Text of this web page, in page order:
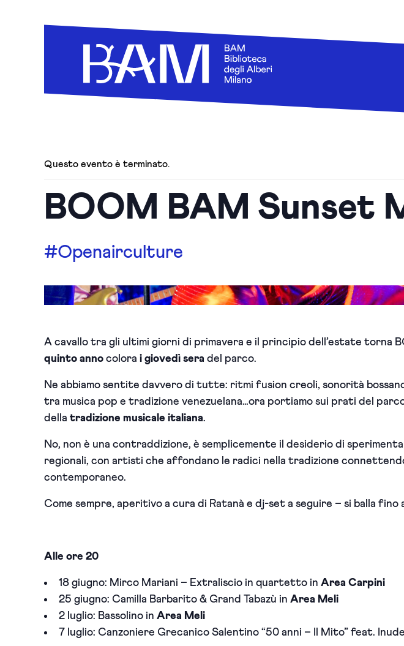
Questo evento è terminato.
BOOM BAM Sunset
#Openairculture
A cavallo tra gli ultimi giorni di primavera e il principio dell’estate torna
quinto anno colora i giovedì sera del parco.
Ne abbiamo sentite davvero di tutte: ritmi fusion creoli, sonorità
tra musica pop e tradizione venezuelana…ora portiamo sui prati del
della tradizione musicale italiana.
No, non è una contraddizione, è semplicemente il desiderio di
regionali, con artisti che affondano le radici nella tradizione
contemporaneo.
Come sempre, aperitivo a cura di Ratanà e dj-set a seguire – si balla fino
Alle ore 20
18 giugno: Mirco Mariani – Extraliscio in quartetto in Area Carpini
25 giugno: Camilla Barbarito & Grand Tabazù in Area Meli
2 luglio: Bassolino in Area Meli
7 luglio: Canzoniere Grecanico Salentino “50 anni – Il Mito” feat.